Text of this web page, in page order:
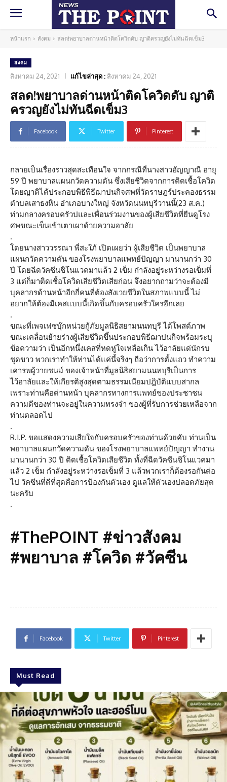
หน้าแรก สังคม สลด!พยาบาลด่านหน้าติดโควิดดับ ญาติครวญยังไม่ทันฉีดเข็ม3
สังคม
สิงหาคม 24, 2021 แก้ไขล่าสุด : สิงหาคม 24, 2021
สลด!พยาบาลด่านหน้าติดโควิดดับ ญาติ
ครวญยังไม่ทันฉีดเข็ม3
Facebook Twitter Pinterest
กลายเป็นเรื่องราวสุดสะเทือนใจ จากกรณีที่นางสาวอัญญาณี อายุ
59 ปี พยาบาลแผนกวัดความดัน ซึ่งเสียชีวิตจากการติดเชื้อโควิด
โดยญาติได้ประกอบพิธีพิธีฌาปนกิจศพที่วัดราษฎร์ประคองธรรม
ตำบลเสาธงหิน อำเภอบางใหญ่ จังหวัดนนทบุรีวานนี้(23 ส.ค.)
ท่ามกลางครอบครัวปและเพื่อนร่วมงานของผู้เสียชีวิตที่ยืนดูโรง
ศพขณะเข็นเข้าเตาเผาด้วยความอาลัย
.
โดยนางสาววรรณา พี่สะใภ้ เปิดเผยว่า ผู้เสียชีวิต เป็นพยาบาล
แผนกวัดความดัน ของโรงพยาบาลแพทย์ปัญญา มานานกว่า 30
ปี โดยฉีดวัคซีนชิโนแวคมาแล้ว 2 เข็ม กำลังอยู่ระหว่างรอเข็มที่
3 แต่ก็มาติดเชื้อโควิดเสียชีวิตเสียก่อน จึงอยากถามว่าจะต้องมี
บุคลากรด้านหน้าอีกกี่คนที่ต้องสังเวยชีวิตในสภาพแบบนี้ ไม่
อยากให้ต้องมีเคสแบบนี้เกิดขึ้นกับครอบครัวใครอีกเลย
.
ขณะที่เพจเฟซบุ๊กหน่วยกู้ภัยมูลนิธิสยามนนทบุรี ได้โพสต์ภาพ
ขณะเคลื่อนย้ายร่างผู้เสียชีวิตขึ้นประกอบพิธีฌาปนกิจพร้อมระบุ
ข้อความว่า เป็นอีกหนึ่งเคสที่หดหู่ใจเหลือเกิน ไว้อาลัยแด่นักรบ
ชุดขาว พวกเราทำให้ท่านได้แค่นี้จริงๆ ถือว่าการตั้งแถว ทำความ
เคารพผู้วายชนม์ ของเจ้าหน้าที่มูลนิธิสยามนนทบุรีเป็นการ
ไว้อาลัยและให้เกียรติสูงสุดตามธรรมเนียมปฎิบัติแบบสากล
เพราะท่านคือด่านหน้า บุคลากรทางการแพทย์ของประชาชน
ความดีของท่านจะอยู่ในความทรงจำ ของผู้ที่รับการช่วยเหลือจาก
ท่านตลอดไป
.
R.I.P. ขอแสดงความเสียใจกับครอบครัวของท่านด้วยคับ ท่านเป็น
พยาบาลแผนกวัดความดัน ของโรงพยาบาลแพทย์ปัญญา ทำงาน
มานานกว่า 30 ปี ติดเชื้อโควิดเสียชีวิต ทั้งที่ฉีดวัคซีนชิโนแวคมา
แล้ว 2 เข็ม กำลังอยู่ระหว่างรอเข็มที่ 3 แล้วพวกเราก็ต้องรอกันต่อ
ไป วัคซีนที่ดีที่สุดคือการป้องกันตัวเอง ดูแลให้ตัวเองปลอดภัยสุด
นะครับ
.
#ThePOINT #ข่าวสังคม
#พยาบาล #โควิด #วัคซีน
Facebook Twitter Pinterest
Must Read